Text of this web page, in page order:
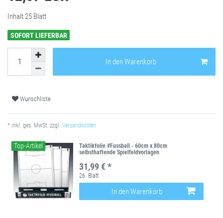
Inhalt 25 Blatt
SOFORT LIEFERBAR
In den Warenkorb
Wunschliste
* inkl. ges. MwSt. zzgl. Versandkosten
Top-Artikel
Taktikfolie #Fussball - 60cm x 80cm
selbsthaftende Spielfeldvorlagen
31,99 € *
26 Blatt
In den Warenkorb